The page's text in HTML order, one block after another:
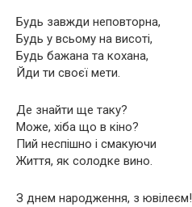
Будь завжди неповторна,
Будь у всьому на висоті,
Будь бажана та кохана,
Йди ти своєї мети.
Де знайти ще таку?
Може, хіба що в кіно?
Пий неспішно і смакуючи
Життя, як солодке вино.
З днем народження, з ювілеєм!